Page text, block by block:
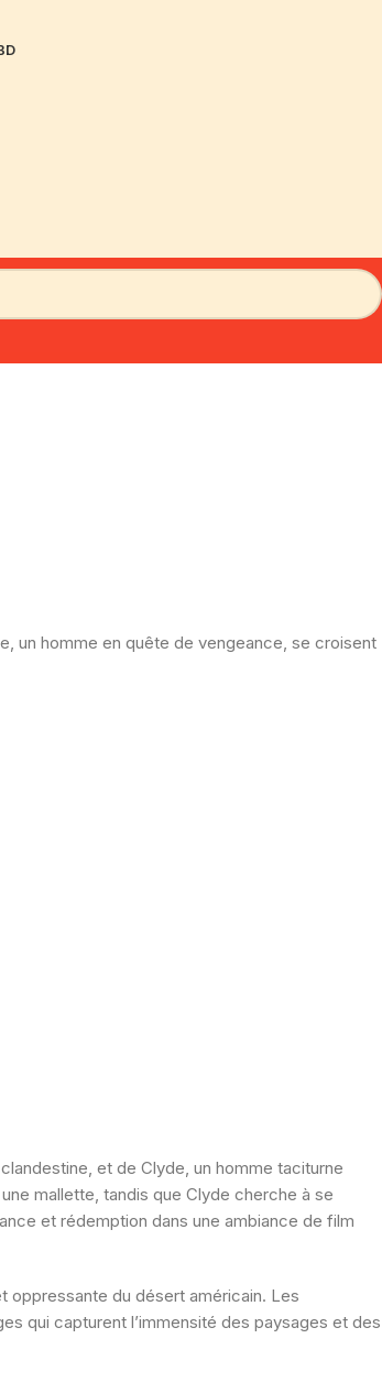
un homme en quête de vengeance, se croisent
et de Clyde, un homme taciturne
mallette, tandis que Clyde cherche à se
et rédemption dans une ambiance de film
oppressante du désert américain. Les
qui capturent l’immensité des paysages et des